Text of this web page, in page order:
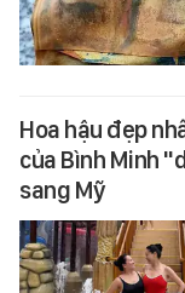
Hoa hậu đẹp
của Bình Minh
sang Mỹ